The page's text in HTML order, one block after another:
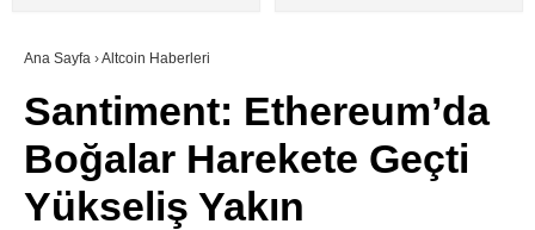
Youtube
TikTok
SÖZLÜK
Ana Sayfa ›Altcoin Haberleri
Santiment: Ethereum’da
Boğalar Harekete Geçti
Yükseliş Yakın